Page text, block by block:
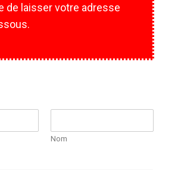
de laisser votre adresse
Nom